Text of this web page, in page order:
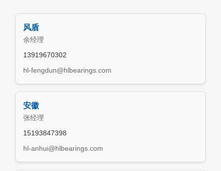
产品中心
市场营销
人力资源
风盾
余经理
13919670302
hl-fengdun@hlbearings.com
安徽
张经理
15193847398
hl-anhui@hlbearings.com